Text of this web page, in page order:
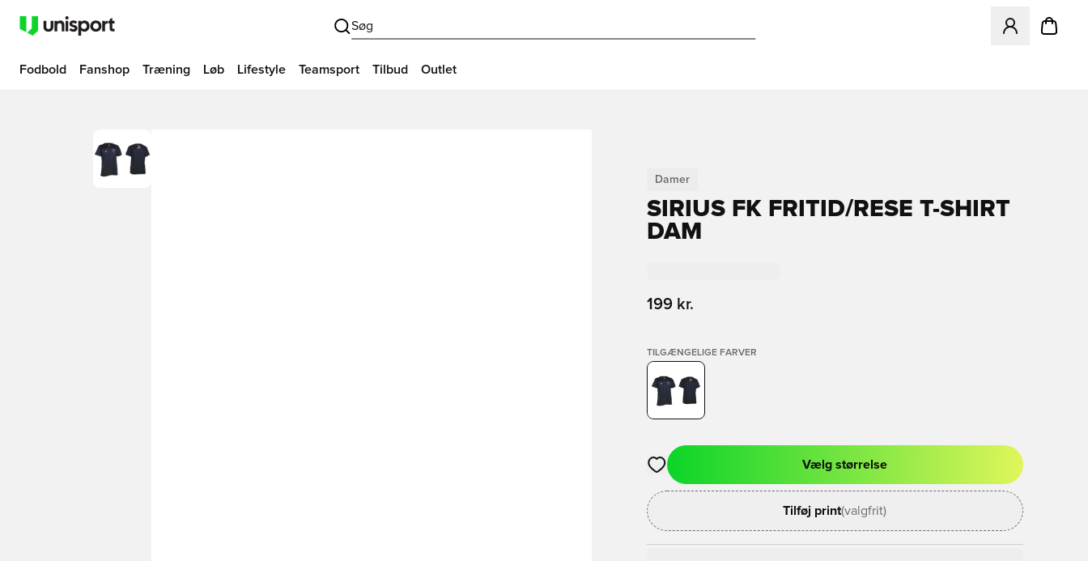
Søg
Åbner en
Fodbold Fanshop Træning Løb Lifestyle Teamsport Tilbud Outlet
Damer
SIRIUS FK FRITID/RESE T-SHIRT
DAM
199 kr.
TILGÆNGELIGE FARVER
Åbner en Modal til at logge ind eller tilmelde dig som medlem
Vælg størrelse
Tilføj print(valgfrit)